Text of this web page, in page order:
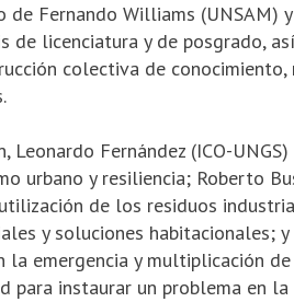
Fernando Williams (UNSAM)
de licenciatura y de posgrado,
colectiva de
Leonardo Fernández (ICO-
urbano y resiliencia; Roberto
de los residuos
y soluciones habitacionales;
la emergencia y multiplicación
para instaurar un problema en la